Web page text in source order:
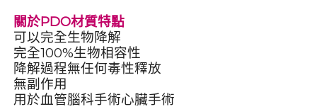
關於PDO材質特點
可以完全生物降解
完全100%生物相容性
降解過程無任何毒性釋放
無副作用
用於血管腦科手術心臟手術